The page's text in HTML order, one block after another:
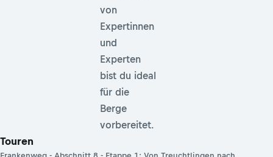
von
Expertinnen
und
Experten
bist du ideal
für die
Berge
vorbereitet.
Touren